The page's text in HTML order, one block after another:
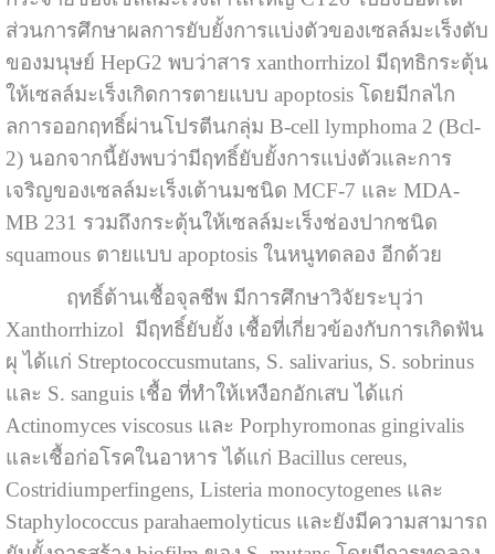
ส่วนการศึกษาผลการยับยั้งการแบ่งตัวของเซลล์มะเร็งตับ
ของมนุษย์ HepG2 พบว่าสาร xanthorrhizol มีฤทธิกระตุ้น
ให้เซลล์มะเร็งเกิดการตายแบบ apoptosis โดยมีกลไก
ลการออกฤทธิ์ผ่านโปรตีนกลุ่ม B-cell lymphoma 2 (Bcl-
2) นอกจากนี้ยังพบว่ามีฤทธิ์ยับยั้งการแบ่งตัวและการ
เจริญของเซลล์มะเร็งเต้านมชนิด MCF-7 และ MDA-
MB 231 รวมถึงกระตุ้นให้เซลล์มะเร็งช่องปากชนิด
squamous ตายแบบ apoptosis ในหนูทดลอง อีกด้วย
ฤทธิ์ต้านเชื้อจุลชีพ มีการศึกษาวิจัยระบุว่า
Xanthorrhizol มีฤทธิ์ยับยั้ง เชื้อที่เกี่ยวข้องกับการเกิดฟัน
ผุ ได้แก่ Streptococcusmutans, S. salivarius, S. sobrinus
และ S. sanguis เชื้อ ที่ทำให้เหงือกอักเสบ ได้แก่
Actinomyces viscosus และ Porphyromonas gingivalis
และเชื้อก่อโรคในอาหาร ได้แก่ Bacillus cereus,
Costridiumperfingens, Listeria monocytogenes และ
Staphylococcus parahaemolyticus และยังมีความสามารถ